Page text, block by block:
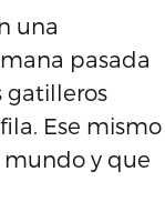
una
pasada
gatilleros
Ese mismo
mundo y que